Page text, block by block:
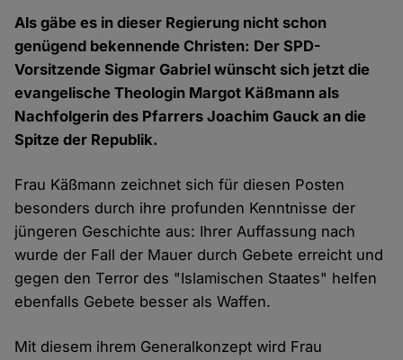
Als gäbe es in dieser Regierung nicht schon
genügend bekennende Christen: Der SPD-
Vorsitzende Sigmar Gabriel wünscht sich jetzt die
evangelische Theologin Margot Käßmann als
Nachfolgerin des Pfarrers Joachim Gauck an die
Spitze der Republik.
Frau Käßmann zeichnet sich für diesen Posten
besonders durch ihre profunden Kenntnisse der
jüngeren Geschichte aus: Ihrer Auffassung nach
wurde der Fall der Mauer durch Gebete erreicht und
gegen den Terror des "Islamischen Staates" helfen
ebenfalls Gebete besser als Waffen.
Mit diesem ihrem Generalkonzept wird Frau